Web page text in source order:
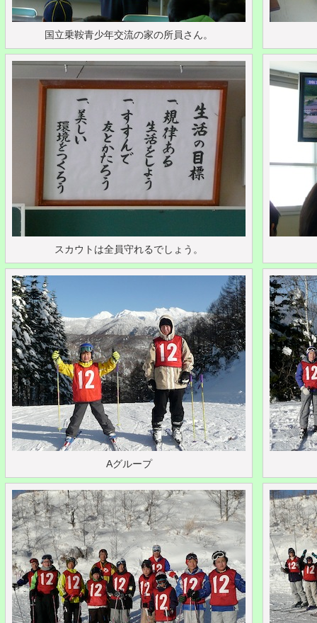
国立乗鞍青少年交流の家の所員さん。
スカウトは全員守れるでしょう。
Aグループ